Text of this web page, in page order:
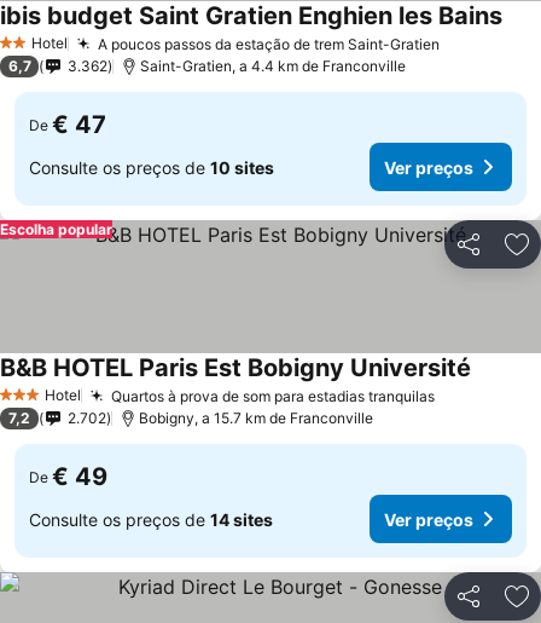
2 Estrelas
Hotel A poucos passos da estação de trem Saint-Gratien
ibis budget Saint Gratien Enghien les BainsVer
6,7 3.362 Saint-Gratien, a 4.4 km de Franconville
De € 47
Consulte os preços de 10 sites Ver preços
Partilhar
Escolha popular
3 EstrelasHotel Quartos à prova de som para estadias tranquilasVer preços
B&B HOTEL Paris Est Bobigny Université
7,2 2.702 Bobigny, a 15.7 km de Franconville
De € 49
Consulte os preços de 14 sites Ver preços
Partilhar